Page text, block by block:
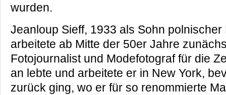
wurden.
Jeanloup Sieff, 1933 als Sohn
arbeitete ab Mitte der 50er Jahre
Fotojournalist und Modefotograf für die
an lebte und arbeitete er in New York,
zurück ging, wo er für so renommierte